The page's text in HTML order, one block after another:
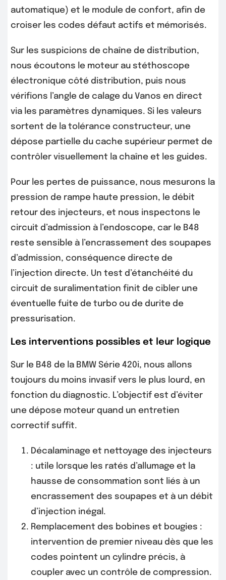
automatique) et le module de confort, afin de
croiser les codes défaut actifs et mémorisés.
Sur les suspicions de chaîne de distribution,
nous écoutons le moteur au stéthoscope
électronique côté distribution, puis nous
vérifions l’angle de calage du Vanos en direct
via les paramètres dynamiques. Si les valeurs
sortent de la tolérance constructeur, une
dépose partielle du cache supérieur permet de
contrôler visuellement la chaîne et les guides.
Pour les pertes de puissance, nous mesurons la
pression de rampe haute pression, le débit
retour des injecteurs, et nous inspectons le
circuit d’admission à l’endoscope, car le B48
reste sensible à l’encrassement des soupapes
d’admission, conséquence directe de
l’injection directe. Un test d’étanchéité du
circuit de suralimentation finit de cibler une
éventuelle fuite de turbo ou de durite de
pressurisation.
Les interventions possibles et leur logique
Sur le B48 de la BMW Série 420i, nous allons
toujours du moins invasif vers le plus lourd, en
fonction du diagnostic. L’objectif est d’éviter
une dépose moteur quand un entretien
correctif suffit.
Décalaminage et nettoyage des injecteurs
: utile lorsque les ratés d’allumage et la
hausse de consommation sont liés à un
encrassement des soupapes et à un débit
d’injection inégal.
Remplacement des bobines et bougies :
intervention de premier niveau dès que les
codes pointent un cylindre précis, à
coupler avec un contrôle de compression.